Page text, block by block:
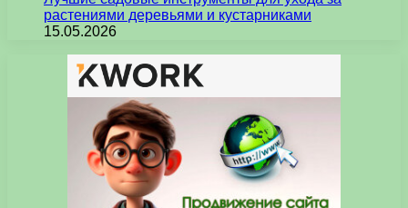
растениями деревьями и кустарниками
15.05.2026